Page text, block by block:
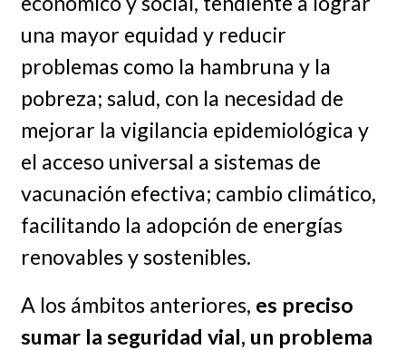
una mayor equidad y reducir
problemas como la hambruna y la
pobreza; salud, con la necesidad de
mejorar la vigilancia epidemiológica y
el acceso universal a sistemas de
vacunación efectiva; cambio climático,
facilitando la adopción de energías
renovables y sostenibles.
A los ámbitos anteriores, es preciso
sumar la seguridad vial, un problema